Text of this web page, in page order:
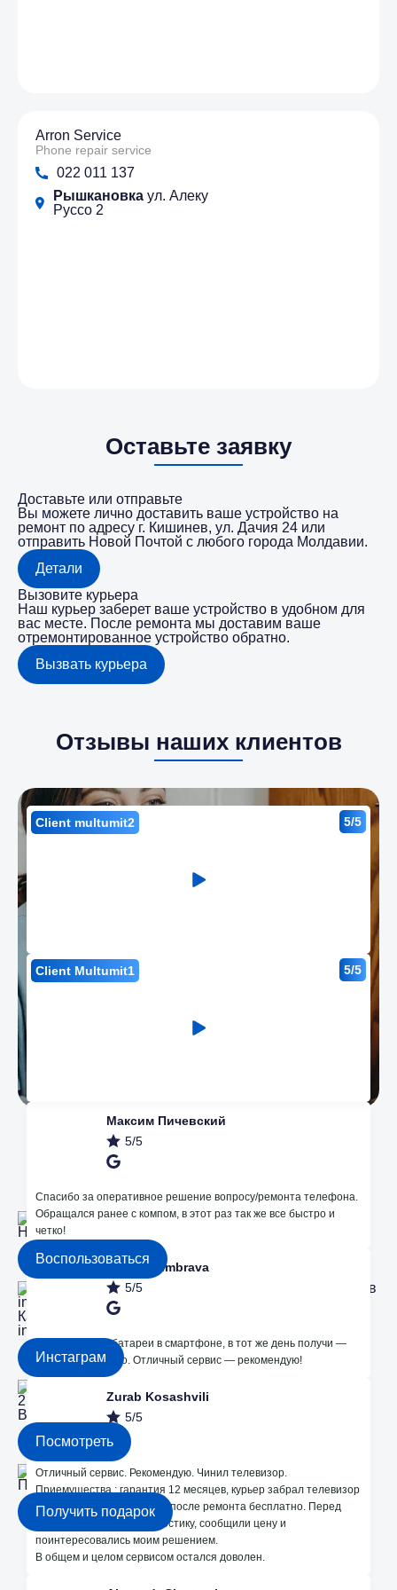
Arron Service
Phone repair service
022 011 137
Рышкановка ул. Алеку
Руссо 2
Оставьте заявку
Доставьте или отправьте
Вы можете лично доставить ваше устройство на
ремонт по адресу г. Кишинев, ул. Дачия 24 или
отправить Новой Почтой с любого города Молдавии.
Детали
Вызовите курьера
Наш курьер заберет ваше устройство в удобном для
вас месте. После ремонта мы доставим ваше
отремонтированное устройство обратно.
Вызвать курьера
Отзывы наших клиентов
Client multumit2 5/5
Client Multumit1 5/5
Максим Пичевский
5/5
Спасибо за оперативное решение вопросу/ремонта телефона.
Обращался ранее с компом, в этот раз так же все быстро и
четко!
Sergiy Dumbrava
5/5
Дал на замену батареи в смартфоне, в тот же день получи —
работает отлично. Отличный сервис — рекомендую!
Zurab Kosashvili
5/5
Отличный сервис. Рекомендую. Чинил телевизор.
Приемущества : гарантия 12 месяцев, курьер забрал телевизор
из дома и привез обратно после ремонта бесплатно. Перед
ремонтом провели диагностику, сообщили цену и
поинтересовались моим решением.
В общем и целом сервисом остался доволен.
Наши преимущества
Незначительные поломки делаем бесплатно
Воспользоваться
Каждые месяц розыгрышы на бесплатный ремонт в
instagram
Инстаграм
2 Офиса в Кишиневе
Bodoni 33 и Dacia 24
Посмотреть
Получите подарок 250 лей на ремонт!
Получить подарок
Мы в Instagram